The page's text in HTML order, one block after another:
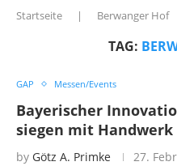
Startseite | Berwanger Hof
TAG:
GAP Messen/Events
Bayerischer
siegen mit
by Götz A. Primke 27.